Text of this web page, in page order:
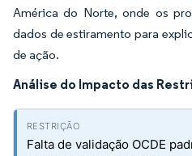
América do Norte, onde os
dados de estiramento para
de ação.
Análise do Impacto das
Falta de validação OCDE